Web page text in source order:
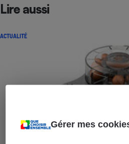
Gérer mes
Lire aussi
ACTUALITÉ